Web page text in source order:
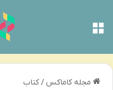
مجله کاماکس /کتاب